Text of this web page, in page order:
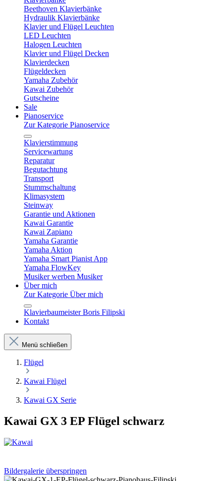
Beethoven Klavierbänke
Hydraulik Klavierbänke
Klavier und Flügel Leuchten
LED Leuchten
Halogen Leuchten
Klavier und Flügel Decken
Klavierdecken
Flügeldecken
Yamaha Zubehör
Kawai Zubehör
Gutscheine
Sale
Pianoservice
Zur Kategorie Pianoservice
Klavierstimmung
Servicewartung
Reparatur
Begutachtung
Transport
Stummschaltung
Klimasystem
Steinway
Garantie und Aktionen
Kawai Garantie
Kawai Zapiano
Yamaha Garantie
Yamaha Aktion
Yamaha Smart Pianist App
Yamaha FlowKey
Musiker werben Musiker
Über mich
Zur Kategorie Über mich
Klavierbaumeister Boris Filipski
Kontakt
Menü schließen
Flügel
Kawai Flügel
Kawai GX Serie
Kawai GX 3 EP Flügel schwarz
Bildergalerie überspringen